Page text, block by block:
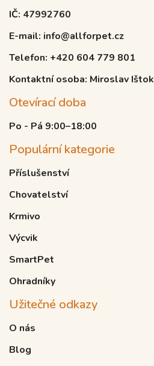
IČ: 47992760
E-mail: info@allforpet.cz
Telefon: +420 604 779 801
Kontaktní osoba: Miroslav Ištok
Otevírací doba
Po - Pá 9:00–18:00
Populární kategorie
Příslušenství
Chovatelství
Krmivo
Výcvik
SmartPet
Ohradníky
Užitečné odkazy
O nás
Blog